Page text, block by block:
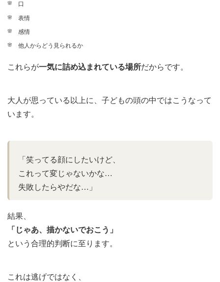
口
表情
感情
他人からどう見られるか
これらが一気に詰め込まれている場所だからです。
大人が思っている以上に、子どもの頭の中ではこうなって
います。
「笑ってる顔にしたいけど、
これって変じゃないかな…
失敗したらやだな…」
結果、
「じゃあ、描かないでおこう」
という合理的判断に至ります。
これは逃げではなく、